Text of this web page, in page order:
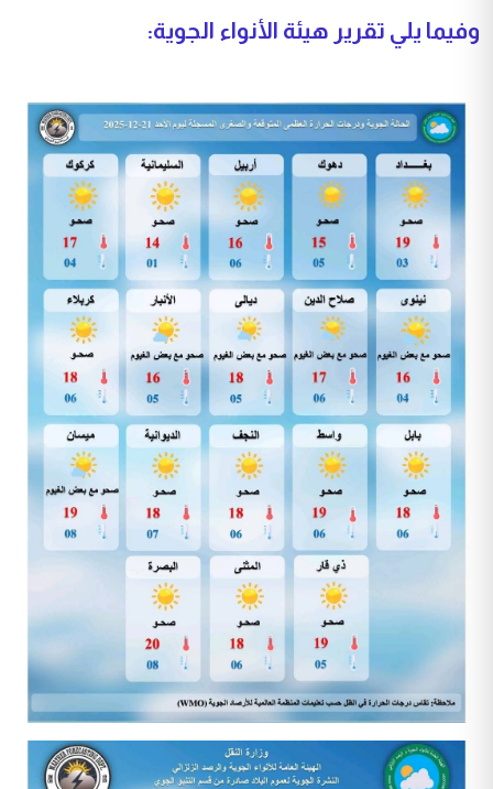
وفيما يلي تقرير هيئة الأنواء الجوية: